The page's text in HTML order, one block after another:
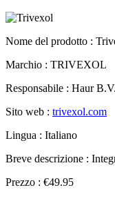
Nome del prodotto :
Marchio : TRIVEXOL
Responsabile : Haur B.V.
Sito web : trivexol.com
Lingua : Italiano
Breve descrizione :
Prezzo : €49.95